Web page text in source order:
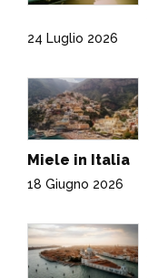
24 Luglio 2026
Miele in Italia
18 Giugno 2026